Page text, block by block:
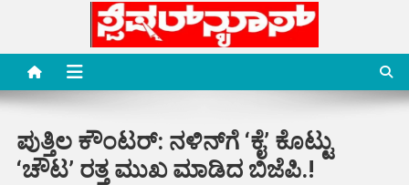
content
Special News Media
Special News Media
ಪುತ್ತಿಲ ಕೌಂಟರ್: ನಳಿನ್‌ಗೆ ‘ಕೈ’ ಕೊಟ್ಟು
‘ಚೌಟ’ ರತ್ತ ಮುಖ ಮಾಡಿದ ಬಿಜೆಪಿ.!